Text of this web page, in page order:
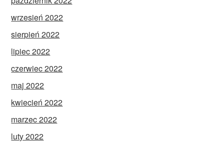
wrzesień 2022
sierpień 2022
lipiec 2022
czerwiec 2022
maj 2022
kwiecień 2022
marzec 2022
luty 2022